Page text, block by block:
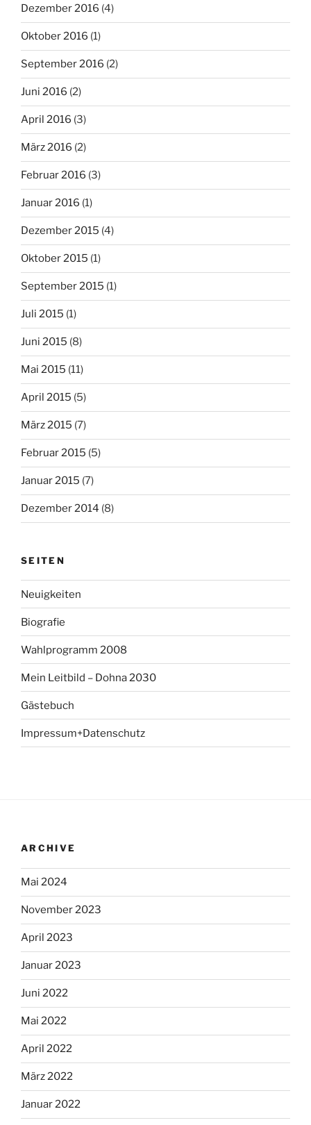
Dezember 2016 (4)
Oktober 2016 (1)
September 2016 (2)
Juni 2016 (2)
April 2016 (3)
März 2016 (2)
Februar 2016 (3)
Januar 2016 (1)
Dezember 2015 (4)
Oktober 2015 (1)
September 2015 (1)
Juli 2015 (1)
Juni 2015 (8)
Mai 2015 (11)
April 2015 (5)
März 2015 (7)
Februar 2015 (5)
Januar 2015 (7)
Dezember 2014 (8)
SEITEN
Neuigkeiten
Biografie
Wahlprogramm 2008
Mein Leitbild – Dohna 2030
Gästebuch
Impressum+Datenschutz
ARCHIVE
Mai 2024
November 2023
April 2023
Januar 2023
Juni 2022
Mai 2022
April 2022
März 2022
Januar 2022